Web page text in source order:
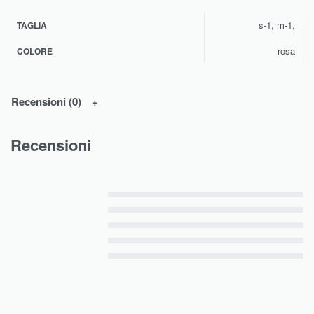
TAGLIA s-1, m-1,
COLORE rosa
Recensioni (0)
Recensioni